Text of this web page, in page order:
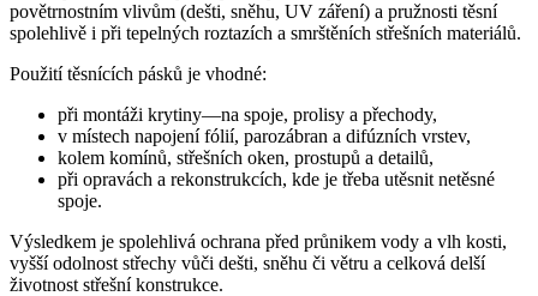
povětrnostním vlivům (dešti, sněhu, UV záření) a pružnosti těsní
spolehlivě i při tepelných roztazích a smrštěních střešních materiálů.
Použití těsnících pásků je vhodné:
při montáži krytiny—na spoje, prolisy a přechody,
v místech napojení fólií, parozábran a difúzních vrstev,
kolem komínů, střešních oken, prostupů a detailů,
při opravách a rekonstrukcích, kde je třeba utěsnit netěsné
spoje.
Výsledkem je spolehlivá ochrana před průnikem vody a vlh kosti,
vyšší odolnost střechy vůči dešti, sněhu či větru a celková delší
životnost střešní konstrukce.